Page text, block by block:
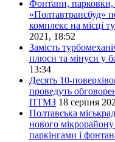
Фонтани, парковки,
«Полтавтрансбуд»
комплекс на місці
2021, 18:52
Замість
плюси та мінуси у
13:34
Десять 10-
проведуть
ПТМЗ 18 серпня
Полтавська
нового
паркінгами і